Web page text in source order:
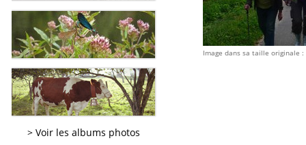
Voir les albums photos
Image dans sa taille originale :